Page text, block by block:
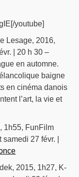
youtube]
Lesage, 2016,
| 20 h 30 –
en automne.
baigne
en cinéma danois
l’art, la vie et
1h55, FunFilm
27 févr. |
2015, 1h27, K-